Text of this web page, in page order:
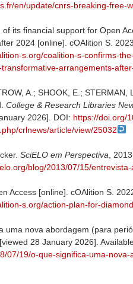
en/update/cnrs-breaking-free-
its financial support for Open
2024 [online]. cOAlition S.
s.org/coalition-s-confirms-
arrangements-
A.; SHOOK, E.;
College & Research Libraries
2026]. DOI: https://doi.org/
crlnews/article/view/25032
SciELO em Perspectiva ,
blog/2013/07/15/
Access [online]. cOAlition S.
s.org/action-plan-for-
uma nova abordagem (para
[viewed 28 January 2026].
07/19/o-que-significa-uma-